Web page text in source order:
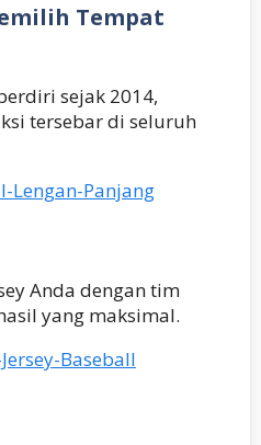
Tempat
sejak 2014,
tersebar di seluruh
Anda dengan tim
yang maksimal.